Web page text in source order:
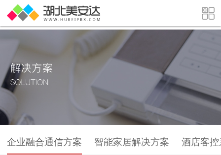
企业融合通信方案 智能家居解决方案 酒店客